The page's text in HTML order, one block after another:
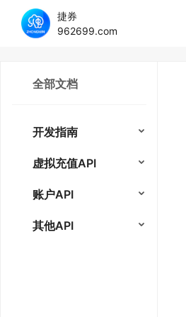
捷券
962699.com
全部文档
开发指南
虚拟充值API
账户API
其他API